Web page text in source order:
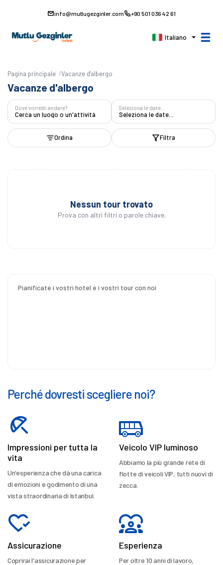
info@mutlugezginler.com +90 501 036 42 61
Italiano
Pagina principale Vacanze d'albergo
Vacanze d'albergo
Dove vorresti andare?
Cerca un luogo o un'attività
Seleziona le date...
Seleziona le date...
Ordina Filtra
Nessun tour trovato
Prova con altri filtri o parole chiave.
Pianificate i vostri hotel e i vostri tour con noi
Perché dovresti scegliere noi?
Impressioni per tutta la
vita
Un'esperienza che dà una carica
di emozioni e godimento di una
vista straordinaria di Istanbul.
Veicolo VIP luminoso
Abbiamo la più grande rete di
flotte di veicoli VIP, tutti nuovi di
zecca.
Assicurazione
Coprirai l'assicurazione per
Esperienza
Per oltre 10 anni di lavoro,